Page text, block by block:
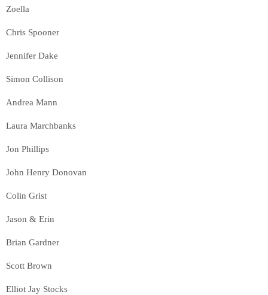
Zoella
Chris Spooner
Jennifer Dake
Simon Collison
Andrea Mann
Laura Marchbanks
Jon Phillips
John Henry Donovan
Colin Grist
Jason & Erin
Brian Gardner
Scott Brown
Elliot Jay Stocks